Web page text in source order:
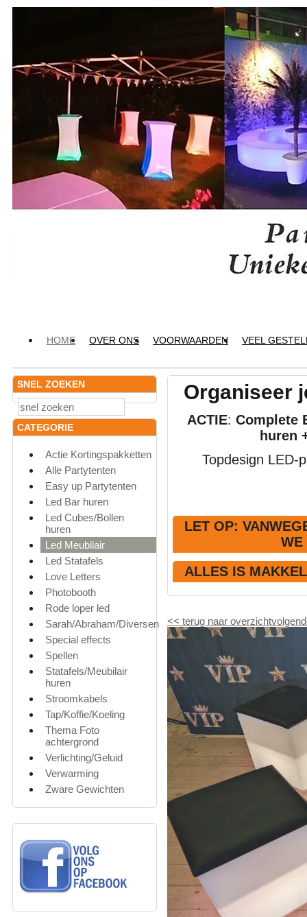
HOME OVER ONS VOORWAARDEN VEEL
SNEL ZOEKEN
CATEGORIE
Actie Kortingspakketten
Alle Partytenten
Easy up Partytenten
Led Bar huren
Led Cubes/Bollen
huren
Led Meubilair
Led Statafels
Love Letters
Photobooth
Rode loper led
Sarah/Abraham/Diversen
Special effects
Spellen
Statafels/Meubilair
huren
Stroomkabels
Tap/Koffie/Koeling
Thema Foto
achtergrond
Verlichting/Geluid
Verwarming
Zware Gewichten
Organiseer
ACTIE: Complete
huren
Topdesign LED-
LET OP:
ALLES IS
<< terug naar overzicht